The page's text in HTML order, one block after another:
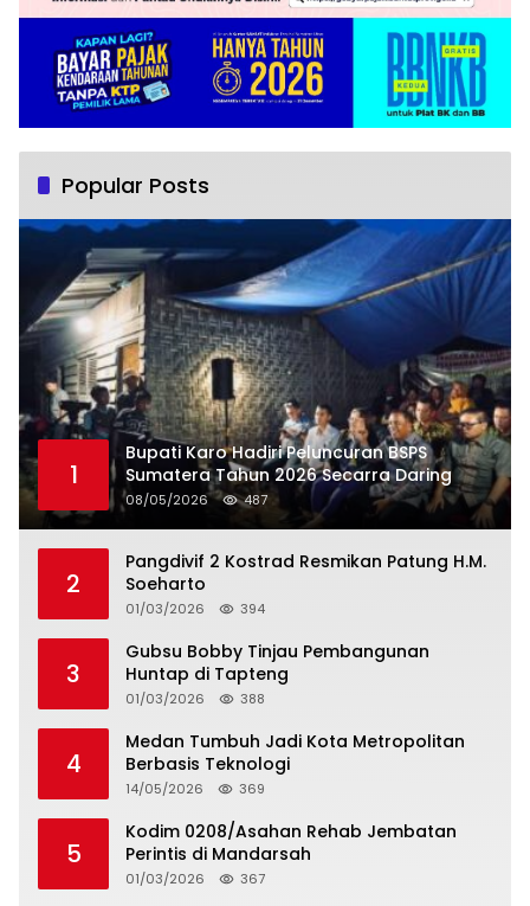
Popular Posts
1
Bupati Karo Hadiri Peluncuran BSPS
Sumatera Tahun 2026 Secarra Daring
08/05/2026 487
2
Pangdivif 2 Kostrad Resmikan Patung H.M.
Soeharto
01/03/2026 394
3
Gubsu Bobby Tinjau Pembangunan
Huntap di Tapteng
01/03/2026 388
4
Medan Tumbuh Jadi Kota Metropolitan
Berbasis Teknologi
14/05/2026 369
5
Kodim 0208/Asahan Rehab Jembatan
Perintis di Mandarsah
01/03/2026 367